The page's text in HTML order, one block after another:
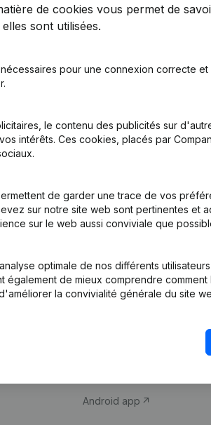
de cookies vous permet de
sont utilisées.
pour une connexion correcte
le contenu des publicités sur
intérêts. Ces cookies, placés par
de garder une trace de vos
sur notre site web sont pertinentes et
sur le web aussi conviviale que
optimale de nos différents
également de mieux comprendre
la convivialité générale du site
Produit
d’entreprise
Monitoring
Android app